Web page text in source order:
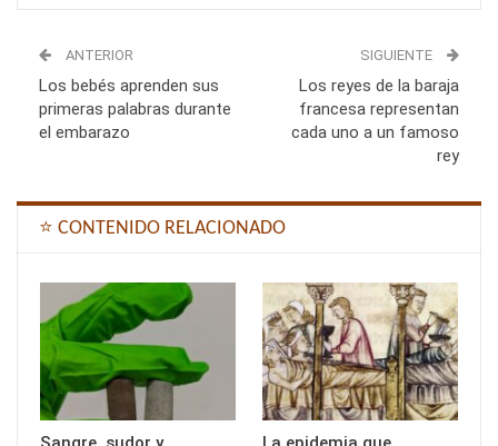
ANTERIOR
Los bebés aprenden sus
primeras palabras durante
el embarazo
SIGUIENTE
Los reyes de la baraja
francesa representan
cada uno a un famoso
rey
⭐ CONTENIDO RELACIONADO